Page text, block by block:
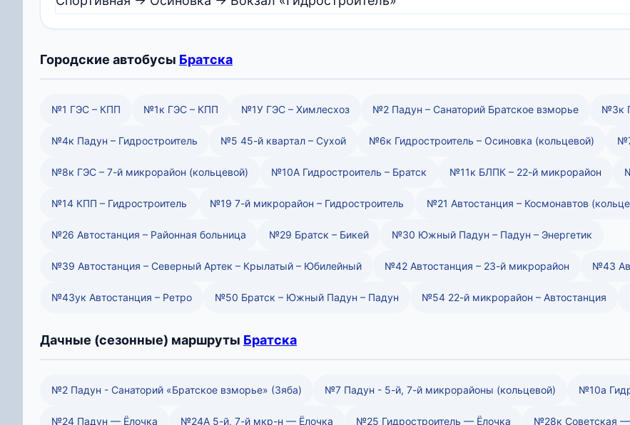
Городские автобусы Братска
№1 ГЭС – КПП №1к ГЭС – КПП №1У ГЭС – Химлесхоз №2 Падун – Санаторий Братское взморье №3к
№4к Падун – Гидростроитель №5 45-й квартал – Сухой №6к Гидростроитель – Осиновка (кольцевой)
№8к ГЭС – 7-й микрорайон (кольцевой) №10А Гидростроитель – Братск №11к БЛПК – 22-й микрорайон
№14 КПП – Гидростроитель №19 7-й микрорайон – Гидростроитель №21 Автостанция – Космонавтов
№26 Автостанция – Районная больница №29 Братск – Бикей №30 Южный Падун – Падун – Энергетик
№39 Автостанция – Северный Артек – Крылатый – Юбилейный №42 Автостанция – 23-й микрорайон №43
№43ук Автостанция – Ретро №50 Братск – Южный Падун – Падун №54 22-й микрорайон – Автостанция
Дачные (сезонные) маршруты Братска
№2 Падун - Санаторий «Братское взморье» (Зяба) №7 Падун - 5-й, 7-й микрорайоны (кольцевой) №10а
№24 Падун — Ёлочка №24А 5-й, 7-й мкр-н — Ёлочка №25 Гидростроитель — Ёлочка №28к Советская —